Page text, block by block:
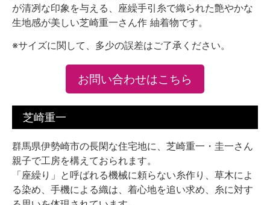
が清冽な印象を与える、座繰手引糸で織られた艶やかな
生地感が美しい芝崎重一さん作 紬着物です。
※サイズに関して、多少の誤差はご了承ください。
お問い合わせはこちら
芝崎重一
群馬県伊勢崎市の長閑な住宅地に、芝崎重一・圭一さん
親子で工房を構えておられます。
「座繰り」と呼ばれる機械に頼らない糸作り、草木によ
る染め、手機による織は、着心地を追い求め、糸に対す